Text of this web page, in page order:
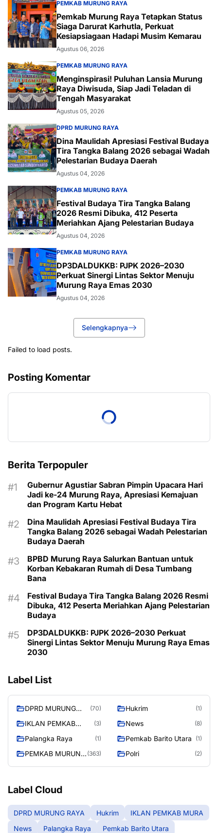
PEMKAB MURUNG RAYA
Pemkab Murung Raya Tetapkan Status
Siaga Darurat Karhutla, Perkuat
Kesiapsiagaan Hadapi Musim Kemarau
Agustus 06, 2026
PEMKAB MURUNG RAYA
Menginspirasi! Puluhan Lansia Murung
Raya Diwisuda, Siap Jadi Teladan di
Tengah Masyarakat
Agustus 05, 2026
DPRD MURUNG RAYA
Dina Maulidah Apresiasi Festival Budaya
Tira Tangka Balang 2026 sebagai Wadah
Pelestarian Budaya Daerah
Agustus 04, 2026
PEMKAB MURUNG RAYA
Festival Budaya Tira Tangka Balang
2026 Resmi Dibuka, 412 Peserta
Meriahkan Ajang Pelestarian Budaya
Agustus 04, 2026
PEMKAB MURUNG RAYA
DP3DALDUKKB: PJPK 2026–2030
Perkuat Sinergi Lintas Sektor Menuju
Murung Raya Emas 2030
Agustus 04, 2026
Selengkapnya
Failed to load posts.
Posting Komentar
Berita Terpopuler
Gubernur Agustiar Sabran Pimpin Upacara Hari
Jadi ke-24 Murung Raya, Apresiasi Kemajuan
dan Program Kartu Hebat
Dina Maulidah Apresiasi Festival Budaya Tira
Tangka Balang 2026 sebagai Wadah Pelestarian
Budaya Daerah
BPBD Murung Raya Salurkan Bantuan untuk
Korban Kebakaran Rumah di Desa Tumbang
Bana
Festival Budaya Tira Tangka Balang 2026 Resmi
Dibuka, 412 Peserta Meriahkan Ajang Pelestarian
Budaya
DP3DALDUKKB: PJPK 2026–2030 Perkuat
Sinergi Lintas Sektor Menuju Murung Raya Emas
2030
Label List
DPRD MURUNG
(70) Hukrim (1)
IKLAN PEMKAB
(3) News (8)
Palangka Raya (1) Pemkab Barito Utara (1)
PEMKAB MURUNG (363) Polri (2)
Label Cloud
DPRD MURUNG RAYA Hukrim
IKLAN PEMKAB MURA
News
Palangka Raya
Pemkab Barito Utara